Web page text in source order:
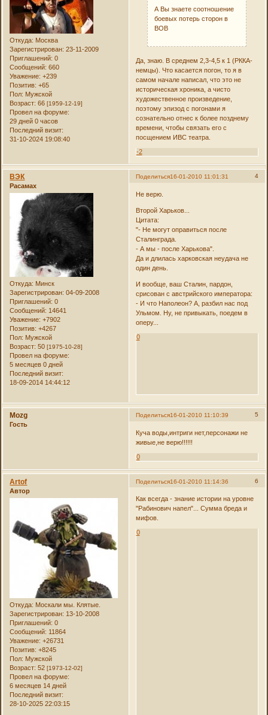
Откуда: Москва
Зарегистрирован: 23-11-2009
Приглашений: 0
Сообщений: 660
Уважение: +239
Позитив: +65
Пол: Мужской
Возраст: 66[1959-12-19]
Провел на форуме:
29 дней 0 часов
Последний визит:
31-10-2024 19:08:40
А Вы знаете соотношение
боевых потерь сторон в
ВОВ
Да, знаю. В среднем 2,3-4,5 к 1 (РККА-
немцы). Что касается погон, то я в
самом начале написал, что это не
историческая хроника, а чисто
художественное произведение,
поэтому эпизод с погонами я
сознательно отнес к более позднему
времени, чтобы связать его с
посщением ИВС театра.
-2
Поделиться 4
16-01-2010 11:01:31
ВЭК
Расамах
Откуда: Минск
Зарегистрирован: 04-09-2008
Приглашений: 0
Сообщений: 14641
Уважение: +7902
Позитив: +4267
Пол: Мужской
Возраст: 50[1975-10-28]
Провел на форуме:
5 месяцев 0 дней
Последний визит:
18-09-2014 14:44:12
Не верю.
Второй Харьков...
Цитата:
"- Не могут оправиться после
Сталинграда.
- А мы - после Харькова".
Да и длилась харковская неудача не
один день.
И вообще, ваш Сталин, пардон,
срисован с австрийского императора:
- И что Наполеон? А, разбил нас под
Ульмом. Ну, не привыкать, поедем в
оперу...
0
Поделиться 5
16-01-2010 11:10:39
Mozg
Гость
Куча воды,интриги нет,персонажи не
живые,не верю!!!!!!
0
Поделиться 6
16-01-2010 11:14:36
Artof
Автор
Откуда: Москали мы. Клятые.
Зарегистрирован: 13-10-2008
Приглашений: 0
Сообщений: 11864
Уважение: +26731
Позитив: +8245
Пол: Мужской
Возраст: 52[1973-12-02]
Провел на форуме:
6 месяцев 14 дней
Последний визит:
28-10-2025 22:03:15
Как всегда - знание истории на уровне
"Рабинович напел"... Сумма бреда и
мифов.
0